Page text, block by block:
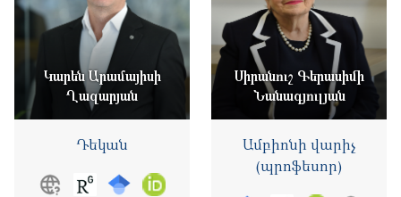
Կարեն Արամայիսի
Ղազարյան
Դեկան
Սիրանուշ Գերասիմի
Նանագյուլյան
Ամբիոնի վարիչ
(պրոֆեսոր)